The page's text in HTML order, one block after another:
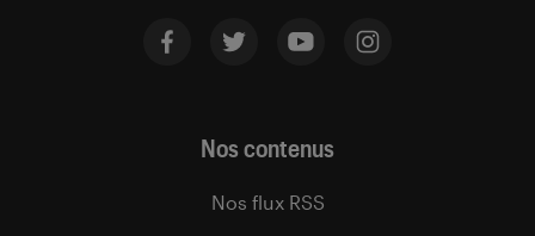
Nos contenus
Nos flux RSS